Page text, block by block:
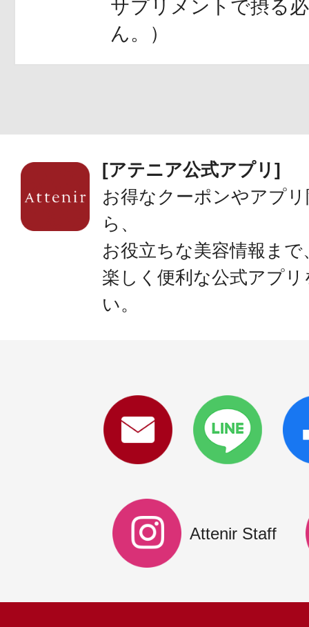
サプリメントで摂る
ん。）
[アテニア公式アプリ]
お得なクーポンやアプ
ら、
お役立ちな美容情報まで
楽しく便利な公式アプ
い。
Attenir Staff